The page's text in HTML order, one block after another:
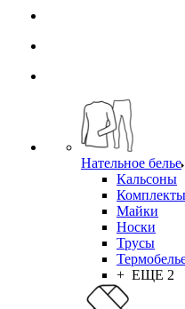
Нательное белье
Кальсоны
Майки
Носки
Трусы
+ ЕЩЕ 2